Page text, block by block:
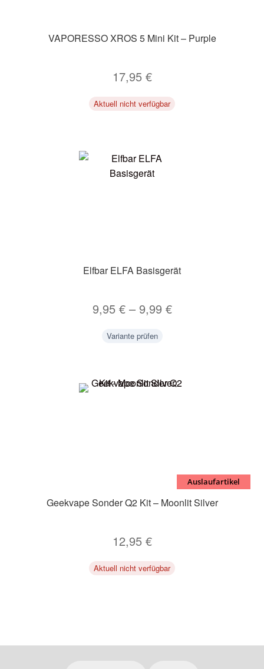
VAPORESSO XROS 5 Mini Kit – Purple
17,95 €
Aktuell nicht verfügbar
Elfbar ELFA Basisgerät
9,95 €– 9,99 €
Variante prüfen
Auslaufartikel
Geekvape Sonder Q2 Kit – Moonlit Silver
12,95 €
Aktuell nicht verfügbar